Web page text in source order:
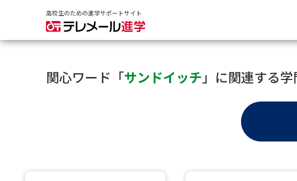
高校生のための進学サポートサイト
関心ワード「サンドイッチ 」に関連する